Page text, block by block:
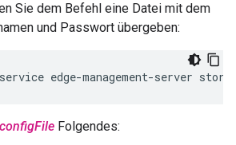
Sie dem Befehl eine Datei mit dem
und Passwort übergeben:
edge-management-server
configFile Folgendes: